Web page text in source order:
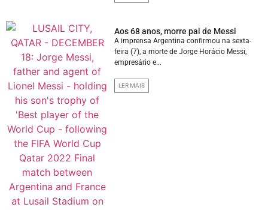
Aos 68 anos, morre pai de Messi
A imprensa Argentina confirmou na sexta-
feira (7), a morte de Jorge Horácio Messi,
empresário e...
LER MAIS